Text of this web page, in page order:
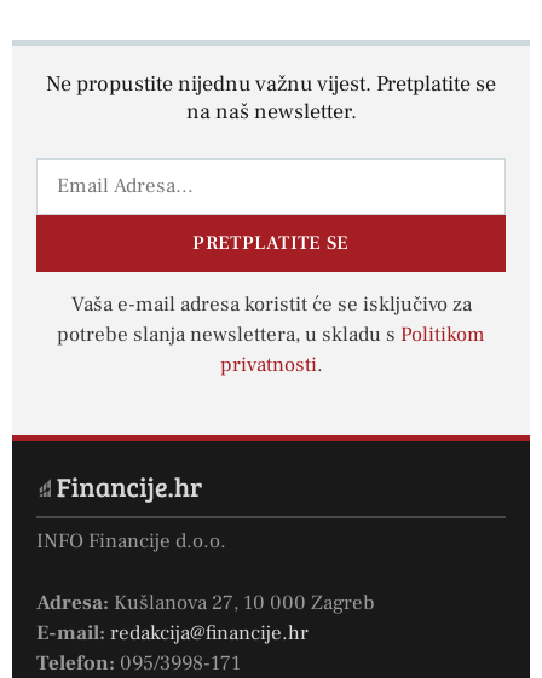
Ne propustite nijednu važnu vijest. Pretplatite se
na naš newsletter.
PRETPLATITE SE
Vaša e-mail adresa koristit će se isključivo za
potrebe slanja newslettera, u skladu s Politikom
privatnosti.
INFO Financije d.o.o.
Adresa: Kušlanova 27, 10 000 Zagreb
E-mail: redakcija@financije.hr
Telefon: 095/3998-171